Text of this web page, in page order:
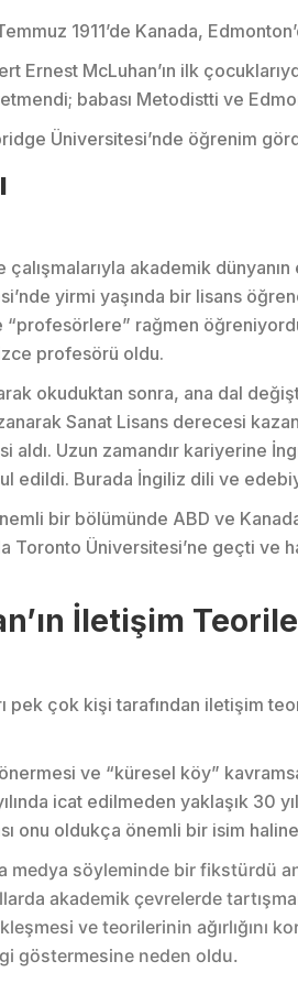
1911’de Kanada,
Ernest McLuhan’ın ilk
babası Metodistti ve
Üniversitesi’nde öğrenim
akademik
yirmi yaşında bir lisans
“profesörlere” rağmen
profesörü oldu.
okuduktan sonra, ana dal
Sanat Lisans derecesi
aldı. Uzun zamandır kariyerine
edildi. Burada İngiliz dili ve
bir bölümünde ABD ve
Toronto Üniversitesi’ne geçti ve
İletişim
pek çok kişi tarafından iletişim
ve “küresel köy”
icat edilmeden yaklaşık 30
onu oldukça önemli bir isim
medya söyleminde bir fikstürdü
akademik çevrelerde
ve teorilerinin ağırlığını
göstermesine neden oldu.